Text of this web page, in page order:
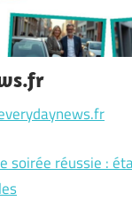
soirée réussie :